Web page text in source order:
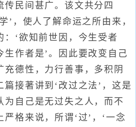
传民间甚广。该文共分四
’，使人了解命运之所由来，
：‘欲知前世因，今生受者
生作者是’。因此要改变自己
充德性，力行善事，多积阴
接著讲到‘改过之法’，这是
为自己是无过失之人，而不
格来说，所谓‘过’，‘一念